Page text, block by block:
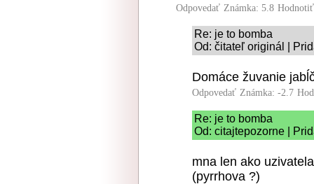
Odpovedať Známka: 5.8
Re: je to bomba
Od: čitateľ originál |
Domáce žuvanie
Odpovedať Známka: -2.7
Re: je to bomba
Od: citajtepozorne |
mna len ako
(pyrrhova ?)